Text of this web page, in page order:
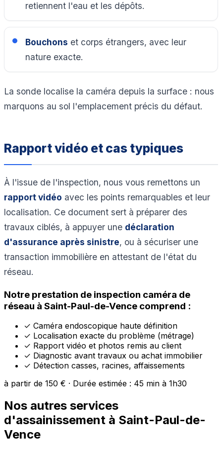
retiennent l'eau et les dépôts.
Bouchons et corps étrangers, avec leur
nature exacte.
La sonde localise la caméra depuis la surface : nous
marquons au sol l'emplacement précis du défaut.
Rapport vidéo et cas typiques
À l'issue de l'inspection, nous vous remettons un
rapport vidéo avec les points remarquables et leur
localisation. Ce document sert à préparer des
travaux ciblés, à appuyer une déclaration
d'assurance après sinistre, ou à sécuriser une
transaction immobilière en attestant de l'état du
réseau.
Notre prestation de inspection caméra de
réseau à Saint-Paul-de-Vence comprend :
✓ Caméra endoscopique haute définition
✓ Localisation exacte du problème (métrage)
✓ Rapport vidéo et photos remis au client
✓ Diagnostic avant travaux ou achat immobilier
✓ Détection casses, racines, affaissements
à partir de 150 € · Durée estimée : 45 min à 1h30
Nos autres services
d'assainissement à Saint-Paul-de-
Vence